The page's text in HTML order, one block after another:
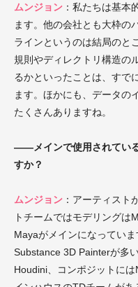
ムンジョン ：私たちは基本
ます。他の会社とも大枠の
ラインというのは結局のと
規則やディレクトリ構造の
るかといったことは、すで
ます。ほかにも、データの
たくさんありますね。
――メインで使用されてい
すか？
ムンジョン ：アーティスト
トチームではモデリングは
Mayaがメインになってい
Substance 3D Painterが多
Houdini、コンポジットに